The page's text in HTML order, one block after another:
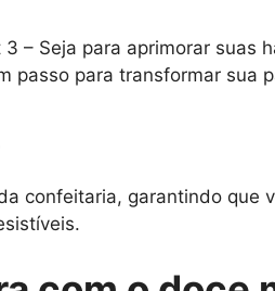
– Seja para aprimorar suas
passo para transformar sua
confeitaria, garantindo que